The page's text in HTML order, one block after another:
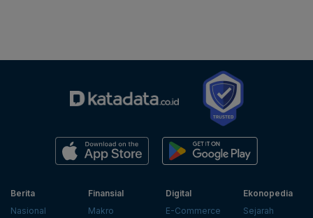
Berita
Nasional
Finansial
Makro
Digital
E-Commerce
Ekonopedia
Sejarah